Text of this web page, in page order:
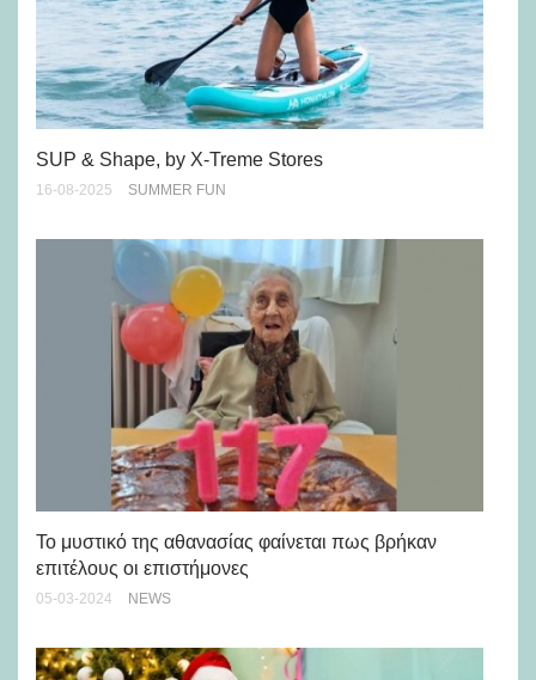
SUP & Shape, by X-Treme Stores
16-08-2025 SUMMER FUN
Το μυστικό της αθανασίας φαίνεται πως βρήκαν
επιτέλους οι επιστήμονες
05-03-2024 NEWS